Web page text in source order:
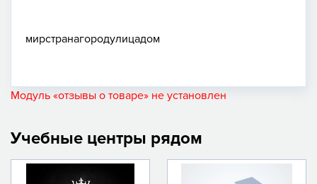
мирстранагородулицадом
Модуль «отзывы о товаре» не установлен
Учебные центры рядом